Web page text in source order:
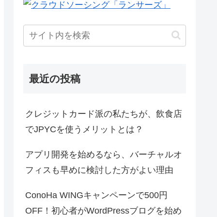
最近の投稿
クレジットカード派の私たちが、飲食店
でJPYCを使うメリットとは？
アプリ開発を始めるなら、バーチャルオ
フィスも早めに検討した方がよい理由
ConoHa WINGキャンペーンで500円
OFF！初心者がWordPressブログを始め